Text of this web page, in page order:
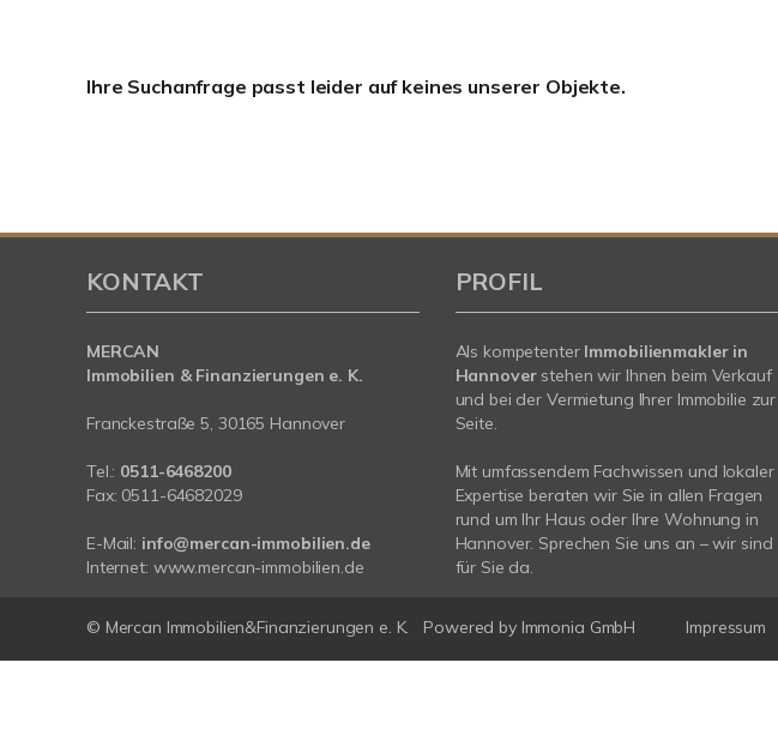
Ihre Suchanfrage passt leider auf keines unserer Objekte.
KONTAKT
MERCAN
Immobilien & Finanzierungen e. K.
Franckestraße 5, 30165 Hannover
Tel.: 0511-6468200
Fax: 0511-64682029
E-Mail: info@mercan-immobilien.de
Internet: www.mercan-immobilien.de
PROFIL
Als kompetenter Immobilienmakler in
Hannoverstehen wir Ihnen beim Verkauf
und bei der Vermietung Ihrer Immobilie zur
Seite.
Mit umfassendem Fachwissen und lokaler
Expertise beraten wir Sie in allen Fragen
rund um Ihr Haus oder Ihre Wohnung in
Hannover. Sprechen Sie uns an – wir sind
für Sie da.
© Mercan Immobilien&Finanzierungen e. K. Powered by Immonia GmbH Impressum